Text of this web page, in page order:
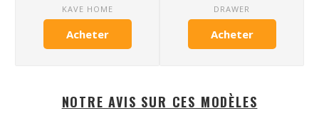
KAVE HOME
Acheter
DRAWER
Acheter
NOTRE AVIS SUR CES MODÈLES